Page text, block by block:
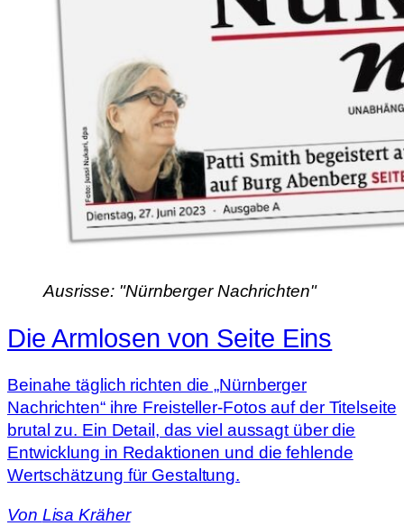
Ausrisse: "Nürnberger Nachrichten"
Die Armlosen von Seite Eins
Beinahe täglich richten die „Nürnberger
Nachrichten“ ihre Freisteller-Fotos auf der Titelseite
brutal zu. Ein Detail, das viel aussagt über die
Entwicklung in Redaktionen und die fehlende
Wertschätzung für Gestaltung.
Von Lisa Kräher